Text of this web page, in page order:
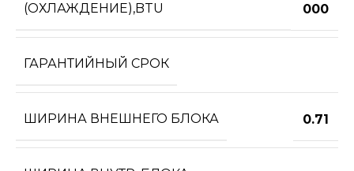
(ОХЛАЖДЕНИЕ),BTU
000
ГАРАНТИЙНЫЙ СРОК
ШИРИНА ВНЕШНЕГО БЛОКА 0.71